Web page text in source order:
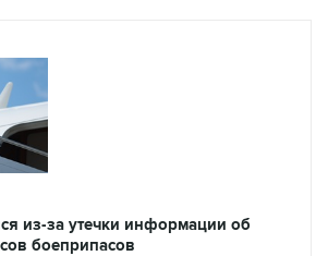
из-за утечки информации об
боеприпасов